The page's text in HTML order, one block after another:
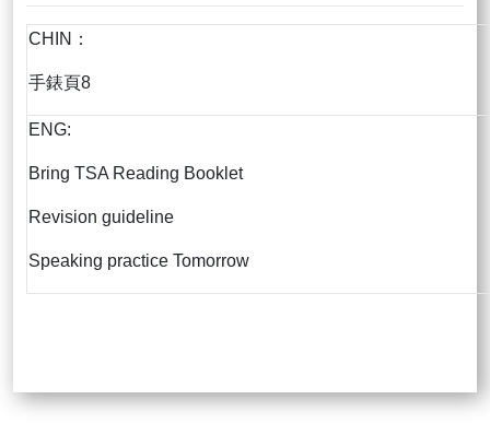
CHIN：
手錶頁8
ENG:
Bring TSA Reading Booklet
Revision guideline
Speaking practice Tomorrow